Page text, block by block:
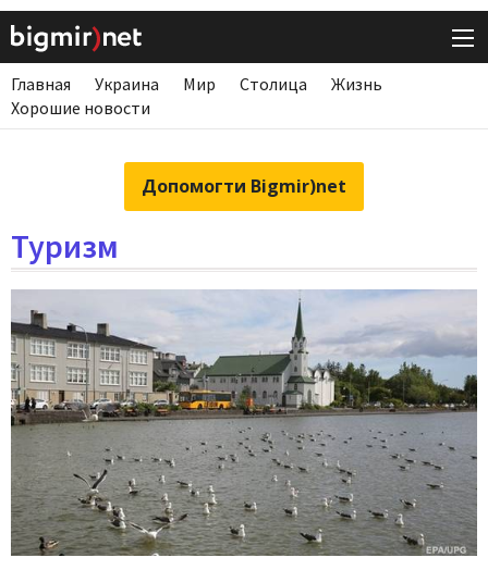
Главная Украина Мир Столица
Жизнь
Хорошие новости
Допомогти Bigmir)net
Туризм